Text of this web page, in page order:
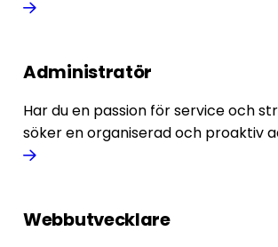
Administratör
Har du en passion för service och
söker en organiserad och proaktiv
Webbutvecklare